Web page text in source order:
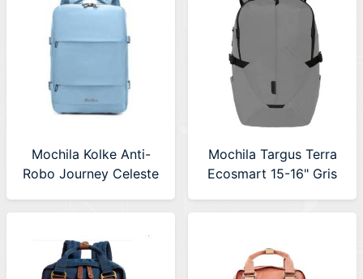
Mochila Kolke Anti-
Robo Journey Celeste
Mochila Targus Terra
Ecosmart 15-16" Gris